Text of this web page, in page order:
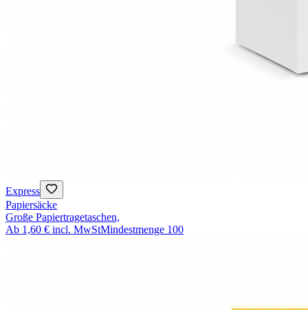
Express
Papiersäcke
Große Papiertragetaschen,
Ab 1,60 € incl. MwStMindestmenge 100